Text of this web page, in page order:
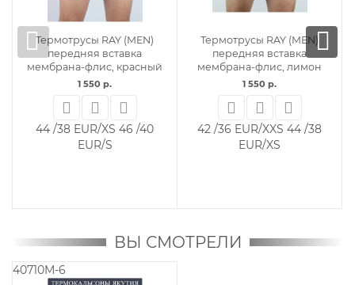
лимон
44 /38
Термотрусы RAY (MEN)
передняя вставка
мембрана-флис, синий
42 /36 EUR/XXS
44 /38
Термотрусы RAY
серый
980 р.
46 /40 EUR/S
ВЫ СМОТРЕЛИ
40710M-6